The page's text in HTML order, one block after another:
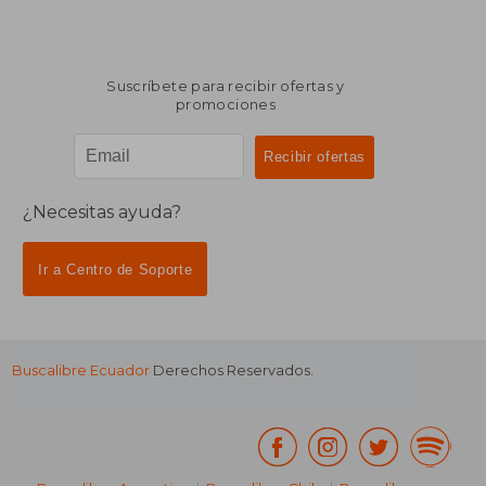
Suscríbete para recibir ofertas y
promociones
¿Necesitas ayuda?
Ir a Centro de Soporte
Buscalibre Ecuador Derechos Reservados.